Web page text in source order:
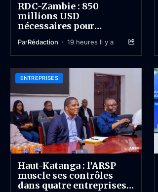
RDC-Zambie : 850
millions USD
nécessaires pour
stratégique Kasomeno-
Mwenda
ParRédaction 19 heures Il y a
ENTREPRISES
Haut-Katanga : l’ARSP
muscle ses contrôles
dans quatre entreprises